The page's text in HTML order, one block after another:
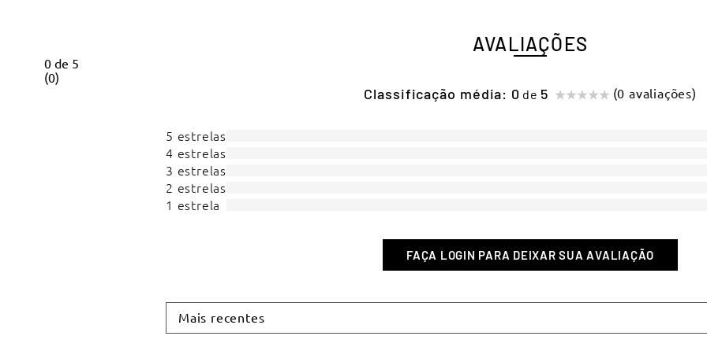
AVALIAÇÕES
0 de 5
(0)
Classificação média: 0 (0 avaliações)
5 estrelas
4 estrelas
3 estrelas
2 estrelas
1 estrela
Mais recentes